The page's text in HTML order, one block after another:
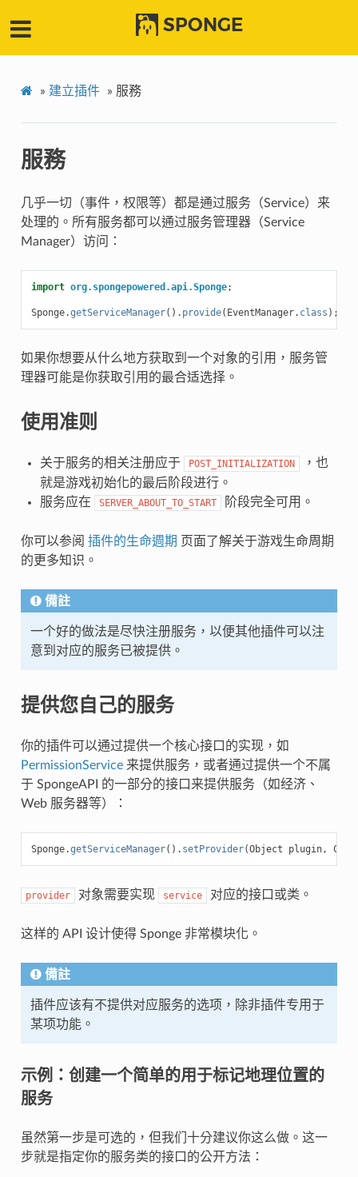
SPONGE
» 建立插件 » 服務
服務
几乎一切（事件，权限等）都是通过服务（Service）来
处理的。所有服务都可以通过服务管理器（Service
Manager）访问：
import org.spongepowered.api.Sponge;
Sponge.getServiceManager(). provide( EventManager. class );
如果你想要从什么地方获取到一个对象的引用，服务管
理器可能是你获取引用的最合适选择。
使用准则
关于服务的相关注册应于 POST_INITIALIZATION
，也
就是游戏初始化的最后阶段进行。
服务应在
SERVER_ABOUT_TO_START 阶段完全可用。
你可以参阅 插件的生命週期 页面了解关于游戏生命周期
的更多知识。
備註
一个好的做法是尽快注册服务，以便其他插件可以注
意到对应的服务已被提供。
提供您自己的服务
你的插件可以通过提供一个核心接口的实现，如
PermissionService来提供服务，或者通过提供一个不属
于 SpongeAPI 的一部分的接口来提供服务（如经济、
Web 服务器等）：
Sponge.getServiceManager(). setProvider(Object plugin,
provider 对象需要实现 service 对应的接口或类。
这样的 API 设计使得 Sponge 非常模块化。
備註
插件应该有不提供对应服务的选项，除非插件专用于
某项功能。
示例：创建一个简单的用于标记地理位置的
服务
虽然第一步是可选的，但我们十分建议你这么做。这一
步就是指定你的服务类的接口的公开方法：